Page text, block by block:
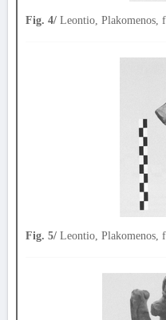
Fig. 4/ Leontio, Plakomenos,
Fig. 5/ Leontio, Plakomenos,